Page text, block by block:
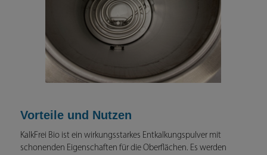
Vorteile und Nutzen
KalkFrei Bio ist ein wirkungsstarkes Entkalkungspulver mit
schonenden Eigenschaften für die Oberflächen. Es werden